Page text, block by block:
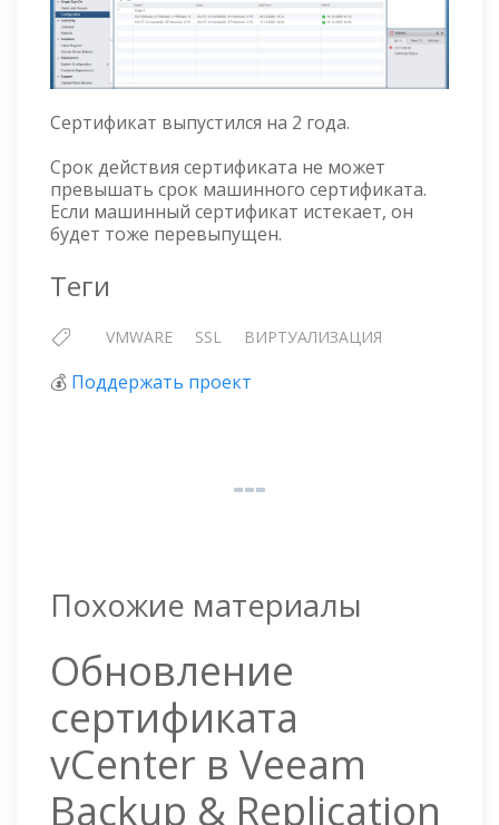
Сертификат выпустился на 2 года.
Срок действия сертификата не может
превышать срок машинного сертификата.
Если машинный сертификат истекает, он
будет тоже перевыпущен.
Теги
VMWARE SSL ВИРТУАЛИЗАЦИЯ
💰 Поддержать проект
Похожие материалы
Обновление
сертификата
vCenter в Veeam
Backup & Replication